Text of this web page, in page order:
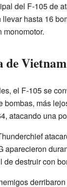
del F-105 de
hasta 16
monomotor.
de Vietnam
el F-105 se
bombas, más
atacando una
aparecieron
destruir con